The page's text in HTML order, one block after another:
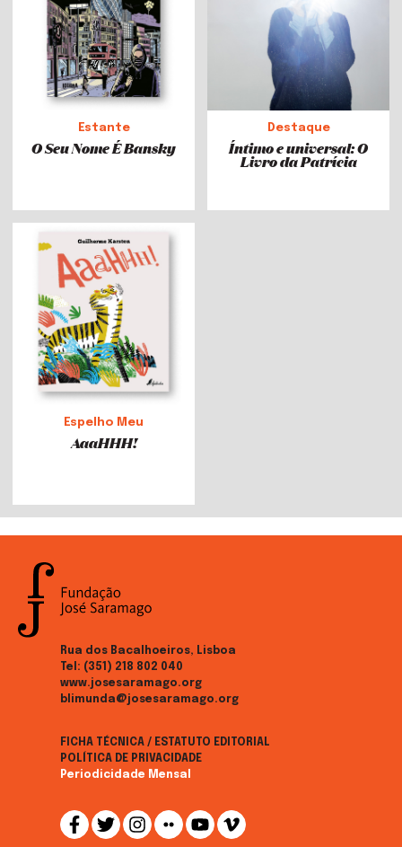
Estante
O Seu Nome É Bansky
Destaque
Íntimo e universal: O
Livro da Patrícia
Espelho Meu
AaaHHH!
Rua dos Bacalhoeiros, Lisboa
Tel: (351) 218 802 040
www.josesaramago.org
blimunda@josesaramago.org
FICHA TÉCNICA / ESTATUTO EDITORIAL
POLÍTICA DE PRIVACIDADE
Periodicidade Mensal